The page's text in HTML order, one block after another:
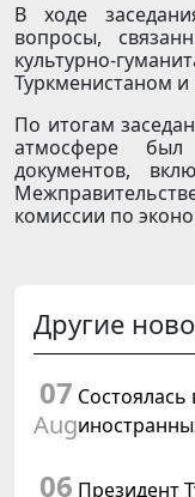
В ходе
вопросы,
культурно-
Туркменистаном и
По итогам
атмосфере был
документов,
комиссии по
Другие
07
Aug
Состоялась
06 Президент